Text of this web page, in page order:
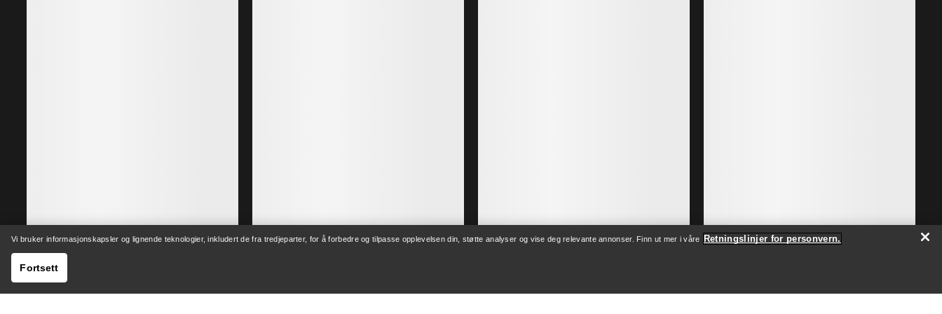
Vi bruker informasjonskapsler og lignende teknologier, inkludert de fra tredjeparter, for å forbedre og tilpasse opplevelsen din, støtte analyser og vise deg relevante annonser. Finn ut mer i våre Retningslinjer for personvern.
Fortsett